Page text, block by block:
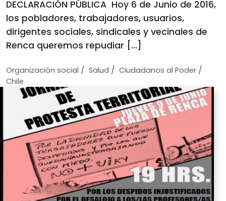
DECLARACIÓN PÚBLICA Hoy 6 de Junio de 2016,
los pobladores, trabajadores, usuarios,
dirigentes sociales, sindicales y vecinales de
Renca queremos repudiar […]
Organización social / Salud / Ciudadanos al Poder /
Chile